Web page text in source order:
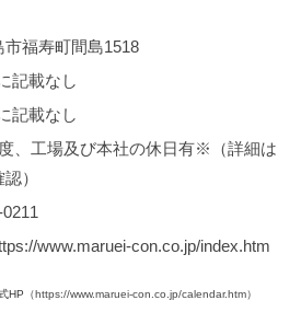
福寿町間島1518
記載なし
記載なし
、工場及び本社の休日有※（詳細は
）
www.maruei-con.co.jp/index.htm
HP （https://www.maruei-con.co.jp/calendar.htm）